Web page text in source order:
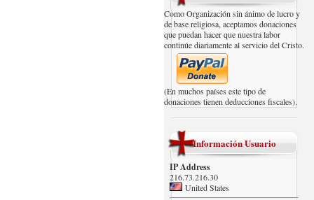
Como Organización sin ánimo de lucro y
de base religiosa, aceptamos donaciones
que puedan hacer que nuestra labor
continúe diariamente al servicio del Cristo.
(En muchos países este tipo de
donaciones tienen deducciones fiscales).
Información Usuario
IP Address
216.73.216.30
United States